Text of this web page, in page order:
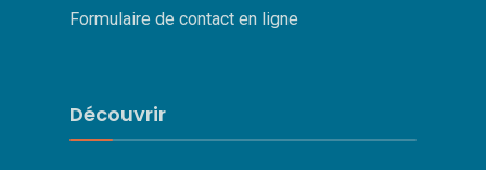
Formulaire de contact en ligne
Découvrir